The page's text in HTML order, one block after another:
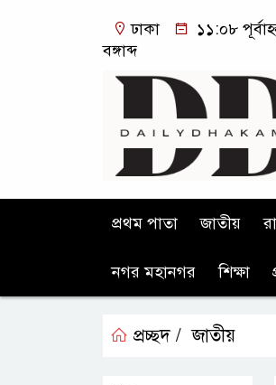
ঢাকা
১১:০৮
বঙ্গাব্দ
প্রথম পাতা জাতীয়
নগর মহানগর শিক্ষা
প্রচ্ছদ / জাতীয়